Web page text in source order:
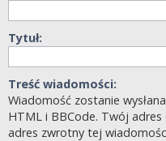
Tytuł:
Treść wiadomości:
Wiadomość zostanie
HTML i BBCode. Twój
adres zwrotny tej